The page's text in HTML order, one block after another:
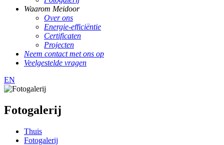
Waarom Meidoor
Over ons
Energie-efficiëntie
Certificaten
Projecten
Neem contact met ons op
Veelgestelde vragen
EN
Fotogalerij
Thuis
Fotogalerij